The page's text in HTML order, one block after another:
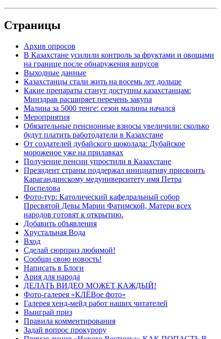
Страницы
Архив опросов
В Казахстане усилили контроль за фруктами и овощами
на границе после обнаружения вирусов
Выходные данные
Казахстанцы стали жить на восемь лет дольше
Какие препараты станут доступны казахстанцам:
Минздрав расширяет перечень закупа
Малина за 5000 тенге: сезон малины начался
Мероприятия
Обязательные пенсионные взносы увеличили: сколько
будут платить работодатели в Казахстане
От создателей дубайского шоколада: Дубайское
мороженое уже на прилавках
Получение пенсии упростили в Казахстане
Президент страны поддержал инициативу присвоить
Карагандинскому медуниверситету имя Петра
Поспелова
Фото-тур: Католический кафедральный собор
Пресвятой Девы Марии Фатимской, Матери всех
народов готовят к открытию.
Добавить объявления
Хрустальная Вода
Вход
Сделай сюрприз любимой!
Сообщи свою новость!
Написать в Блоги
Ария для народа
ДЕЛАТЬ ВИДЕО МОЖЕТ КАЖДЫЙ!
Фото-галерея «КЛЁВое фото»
Галерея хенд-мейд работ наших читателей
Выиграй приз
Правила комментирования
Задай вопрос прокурору